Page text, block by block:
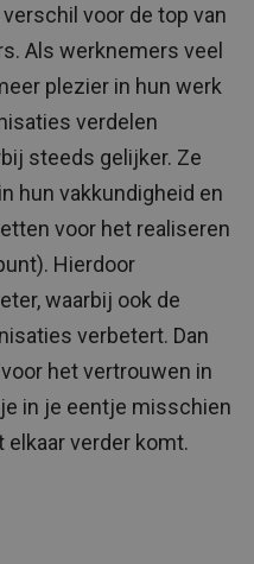
voor de top van
Als werknemers veel
plezier in hun werk
verdelen
steeds gelijker. Ze
hun vakkundigheid en
voor het realiseren
Hierdoor
waarbij ook de
verbetert. Dan
het vertrouwen in
in je eentje misschien
elkaar verder komt.